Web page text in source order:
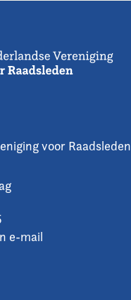
voor Raadsleden
e-mail